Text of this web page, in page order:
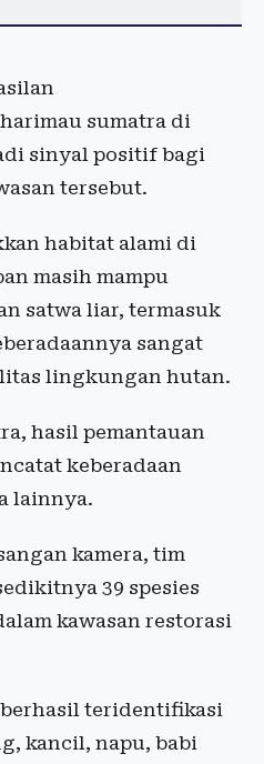
sumatra di
sinyal positif bagi
tersebut.
habitat alami di
masih mampu
satwa liar, termasuk
sangat
lingkungan hutan.
hasil pemantauan
keberadaan
lainnya.
kamera, tim
39 spesies
kawasan restorasi
berhasil teridentifikasi
kancil, napu, babi